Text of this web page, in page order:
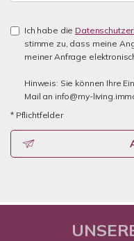
Ich habe die
stimme zu, dass meine
meiner Anfrage
Hinweis: Sie können Ihre
Mail an info@my-
* Pflichtfelder